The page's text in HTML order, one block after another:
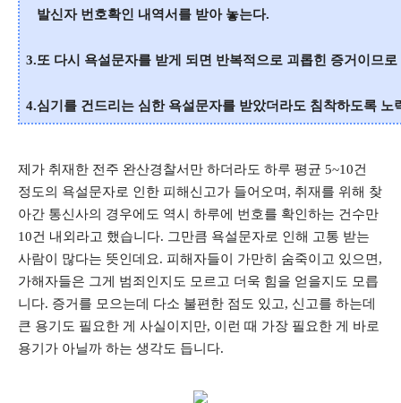
발신자 번호확인 내역서를 받아 놓는다.
3.또 다시 욕설문자를 받게 되면 반복적으로 괴롭힌 증거이므
4.심기를 건드리는 심한 욕설문자를 받았더라도 침착하도록 노
제가 취재한 전주 완산경찰서만 하더라도 하루 평균 5~10건
정도의 욕설문자로 인한 피해신고가 들어오며, 취재를 위해 찾
아간 통신사의 경우에도 역시 하루에 번호를 확인하는 건수만
10건 내외라고 했습니다. 그만큼 욕설문자로 인해 고통 받는
사람이 많다는 뜻인데요. 피해자들이 가만히 숨죽이고 있으면,
가해자들은 그게 범죄인지도 모르고 더욱 힘을 얻을지도 모릅
니다. 증거를 모으는데 다소 불편한 점도 있고, 신고를 하는데
큰 용기도 필요한 게 사실이지만, 이런 때 가장 필요한 게 바로
용기가 아닐까 하는 생각도 듭니다.